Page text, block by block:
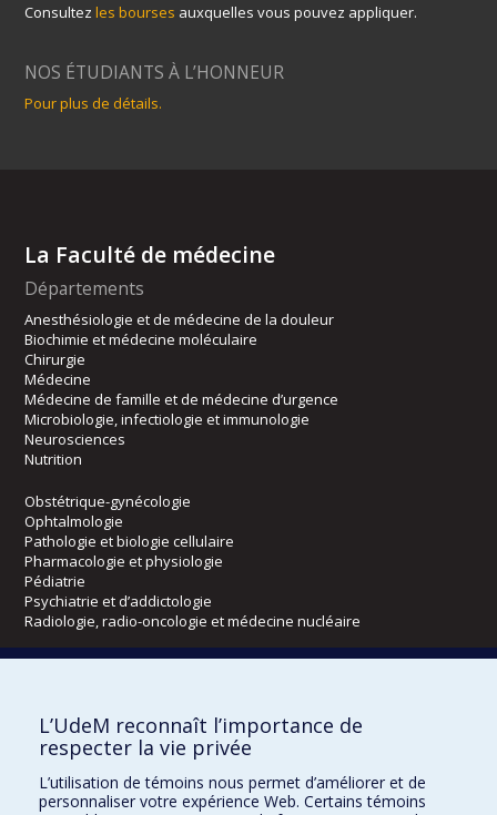
Consultezles bourses auxquelles vous pouvez appliquer.
NOS ÉTUDIANTS À L’HONNEUR
Pour plus de détails.
La Faculté de médecine
Départements
Anesthésiologie et de médecine de la douleur
Biochimie et médecine moléculaire
Chirurgie
Médecine
Médecine de famille et de médecine d’urgence
Microbiologie, infectiologie et immunologie
Neurosciences
Nutrition
Obstétrique-gynécologie
Ophtalmologie
Pathologie et biologie cellulaire
Pharmacologie et physiologie
Pédiatrie
Psychiatrie et d’addictologie
Radiologie, radio-oncologie et médecine nucléaire
Kinésiologie et des sciences de l’activité physique
Orthophonie et audiologie
L’UdeM reconnaît l’importance de
respecter la vie privée
L’utilisation de témoins nous permet d’améliorer et de
personnaliser votre expérience Web. Certains témoins